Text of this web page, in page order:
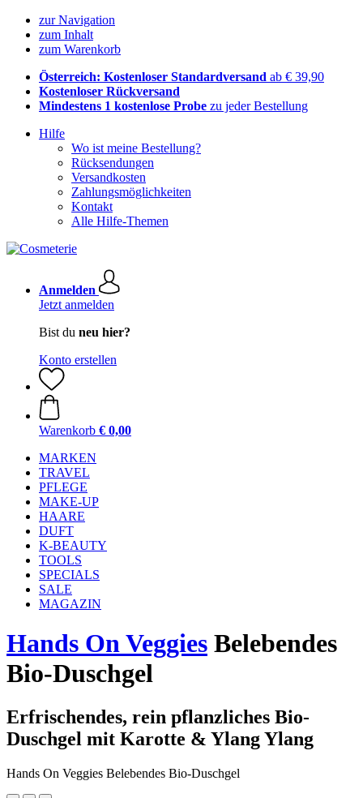
zur Navigation
zum Inhalt
zum Warenkorb
Österreich: Kostenloser Standardversand ab € 39,90
Kostenloser Rückversand
Mindestens 1 kostenlose Probe zu jeder Bestellung
Hilfe
Wo ist meine Bestellung?
Rücksendungen
Versandkosten
Zahlungsmöglichkeiten
Kontakt
Alle Hilfe-Themen
Anmelden
Jetzt anmelden
Bist du neu hier?
Konto erstellen
Warenkorb € 0,00
MARKEN
TRAVEL
PFLEGE
MAKE-UP
HAARE
DUFT
K-BEAUTY
TOOLS
SPECIALS
SALE
MAGAZIN
Hands On Veggies Belebendes
Bio-Duschgel
Erfrischendes, rein pflanzliches Bio-
Duschgel mit Karotte & Ylang Ylang
Hands On Veggies Belebendes Bio-Duschgel